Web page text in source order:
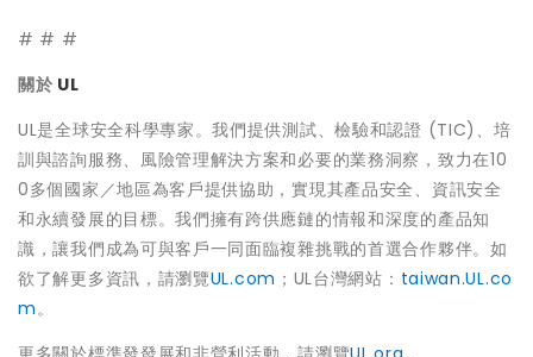
# # #
關於 UL
UL是全球安全科學專家。我們提供測試、檢驗和認證 (TIC)、培
訓與諮詢服務、風險管理解決方案和必要的業務洞察，致力在10
0多個國家／地區為客戶提供協助，實現其產品安全、資訊安全
和永續發展的目標。我們擁有跨供應鏈的情報和深度的產品知
識，讓我們成為可與客戶一同面臨複雜挑戰的首選合作夥伴。如
欲了解更多資訊，請瀏覽UL.com ；UL台灣網站： taiwan.UL.co
m。